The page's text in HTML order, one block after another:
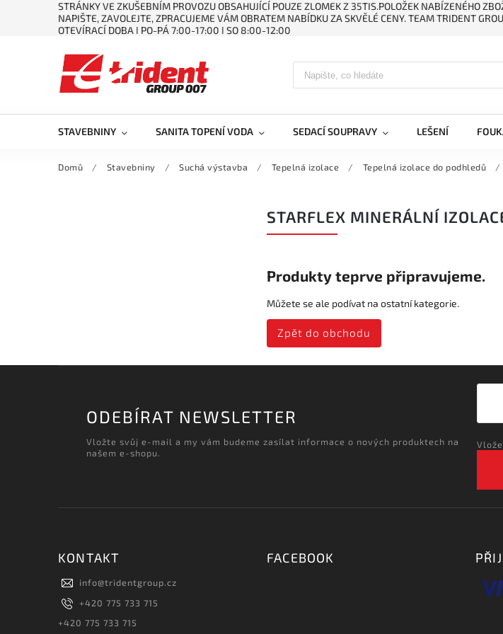
STRÁNKY VE ZKUŠEBNÍM PROVOZU OBSAHUJÍCÍ POUZE ZLOMEK Z 35TIS.POLOŽEK NABÍZENÉHO
NAPIŠTE, ZAVOLEJTE, ZPRACUJEME VÁM OBRATEM NABÍDKU ZA SKVĚLÉ CENY. TEAM TRIDENT
OTEVÍRACÍ DOBA ǀ PO-PÁ 7:00-17:00 ǀ SO 8:00-12:00
STAVEBNINY SANITA TOPENÍ VODA SEDACÍ SOUPRAVY LEŠENÍ
Domů / Stavebniny / Suchá výstavba / Tepelná izolace / Tepelná izolace do podhledů /
STARFLEX MINERÁLNÍ
Produkty teprve připravujeme.
Můžete se ale podívat na ostatní kategorie.
Zpět do obchodu
ODEBÍRAT NEWSLETTER
Vložte svůj e-mail a my vám budeme zasílat informace o nových produktech na
našem e-shopu.
KONTAKT
info@tridentgroup.cz
+420 775 733 715
+420 775 733 715
FACEBOOK